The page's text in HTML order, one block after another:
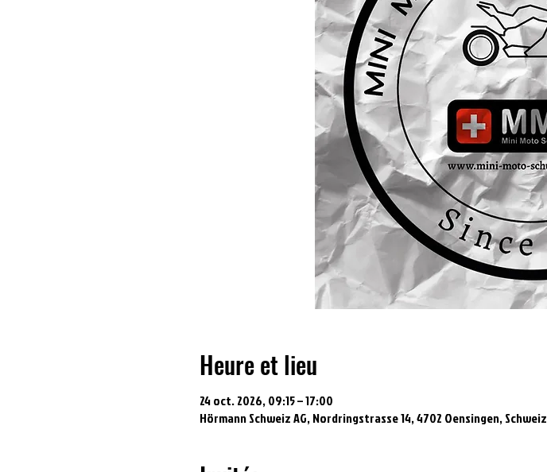
Heure et lieu
24 oct. 2026, 09:15 – 17:00
Hörmann Schweiz AG, Nordringstrasse 14, 4702 Oensingen, Schweiz